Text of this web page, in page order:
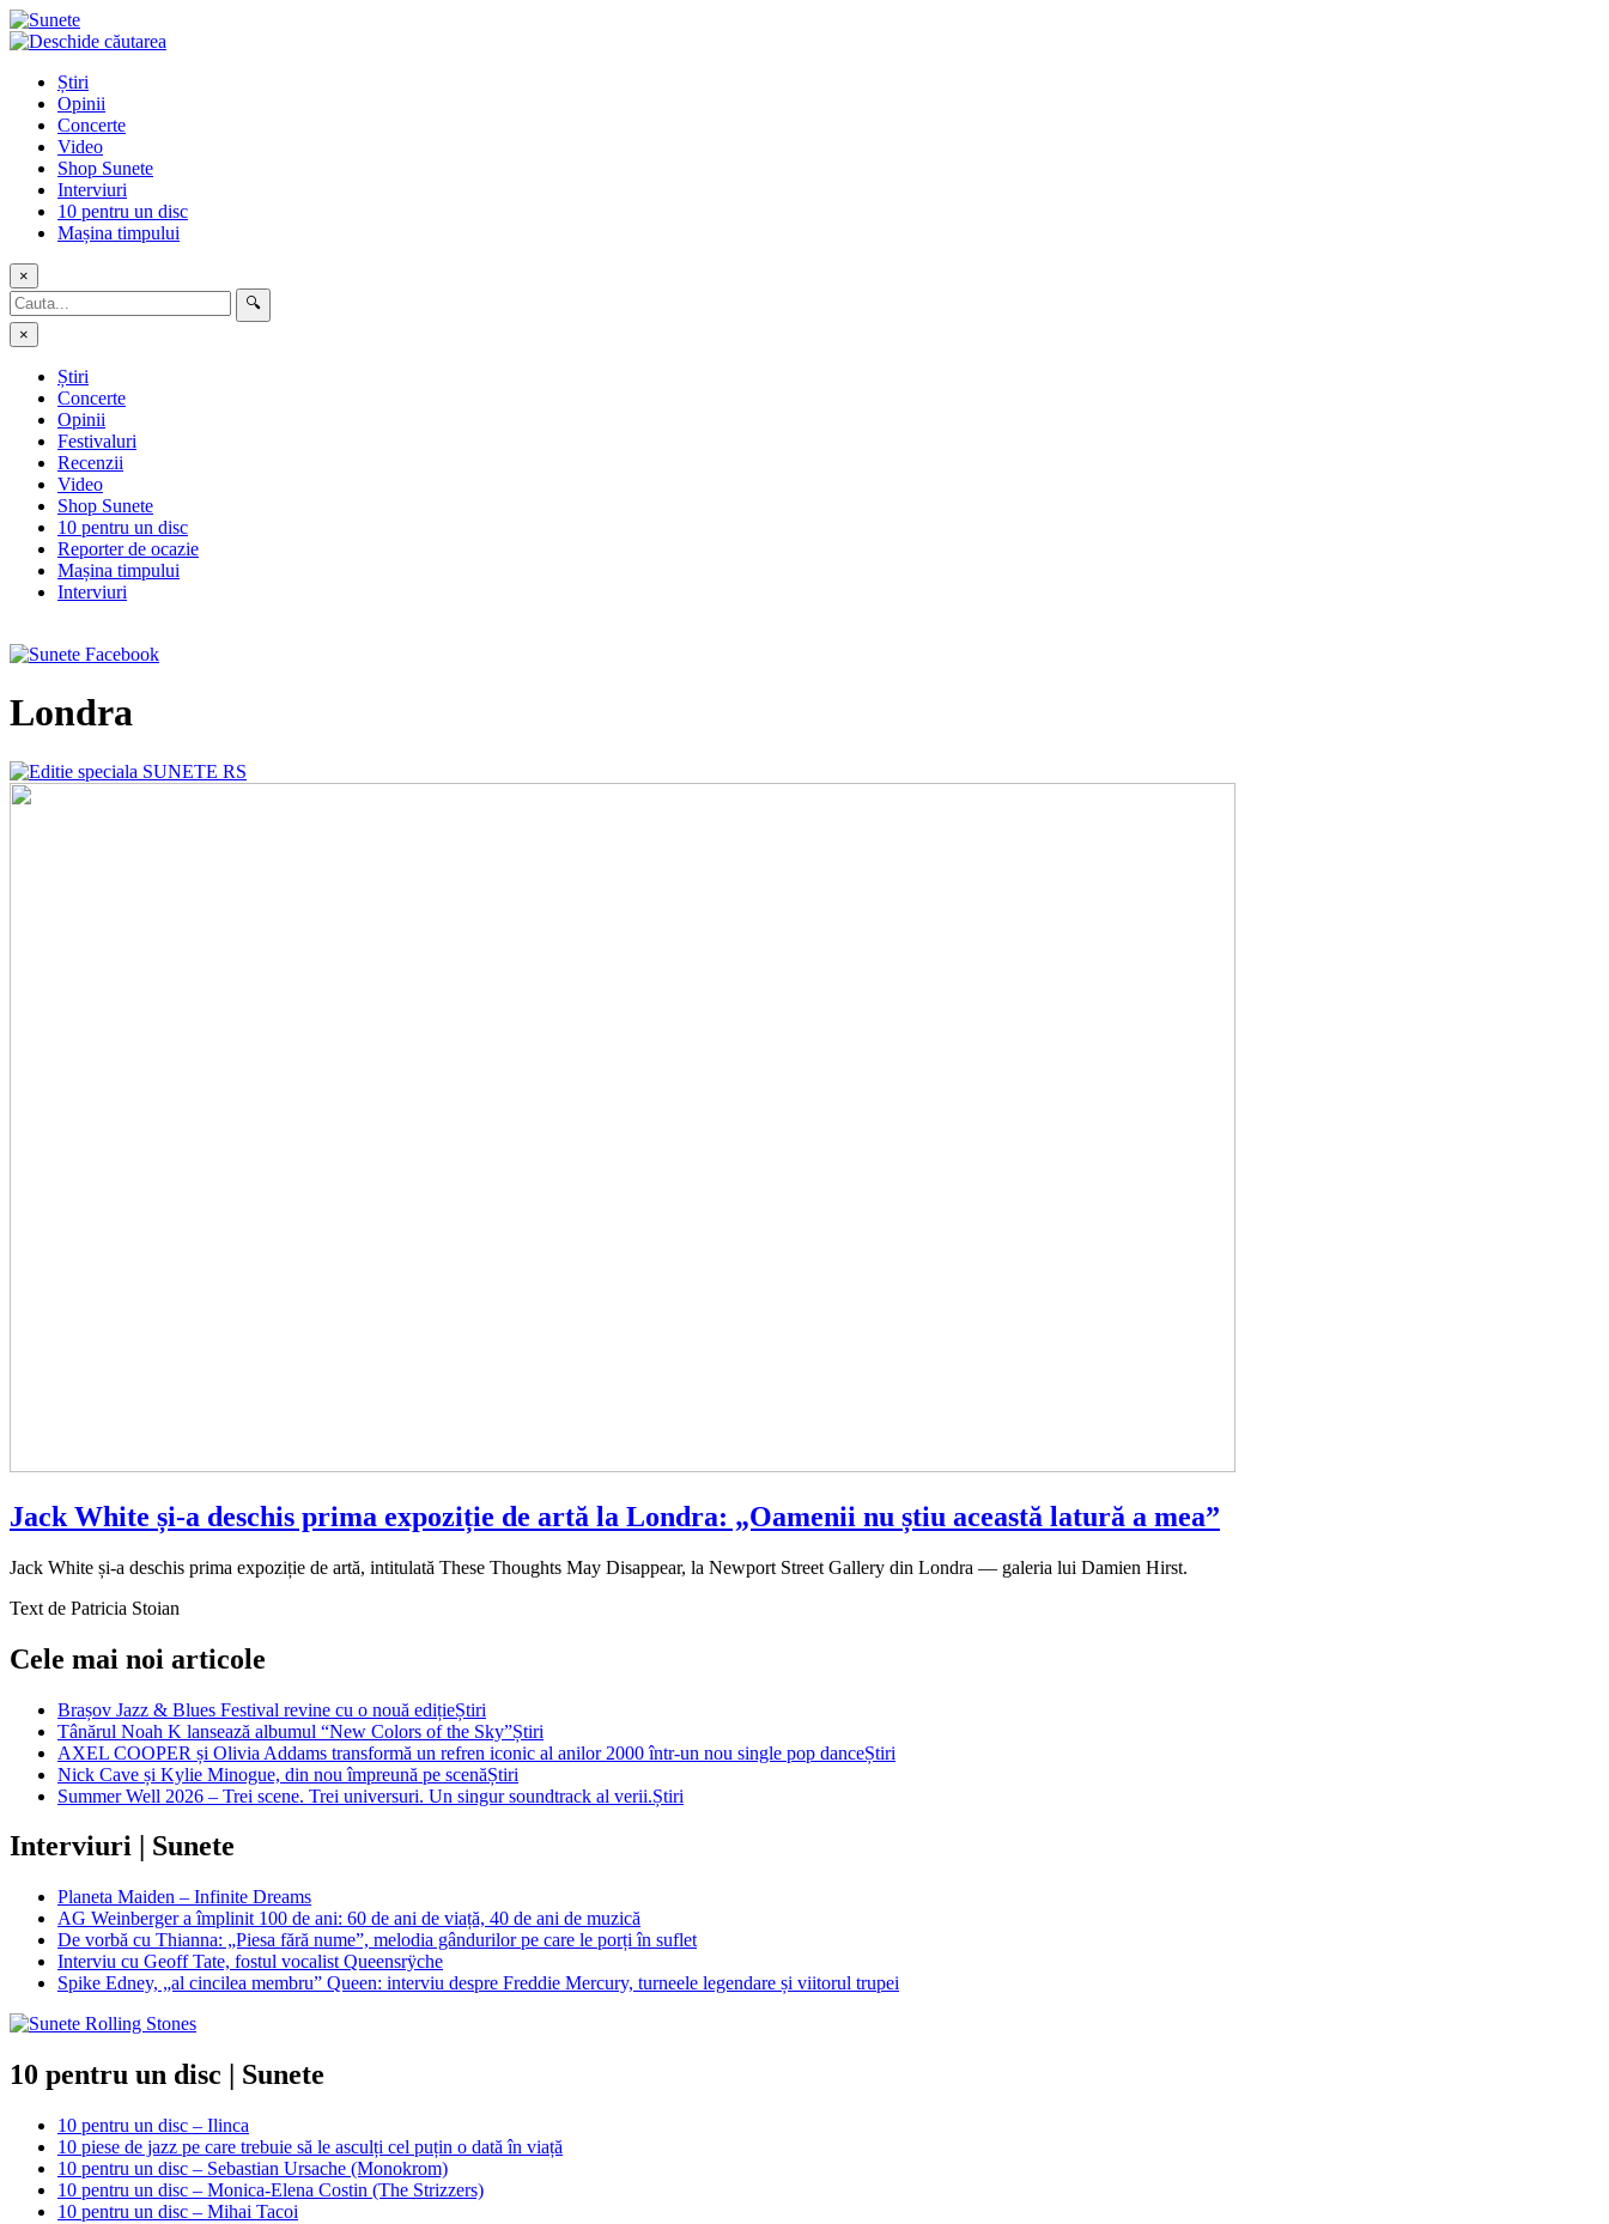
Skip
to
Știri
Opinii
Concerte
Video
Shop Sunete
Interviuri
10 pentru un disc
Mașina timpului
×
🔍
×
Știri
Concerte
Opinii
Festivaluri
Recenzii
Video
Shop Sunete
10 pentru un disc
Reporter de ocazie
Mașina timpului
Interviuri
Londra
Jack White și-a deschis prima expoziție de artă la Londra: „Oamenii nu știu această latură a mea”
Jack White și-a deschis prima expoziție de artă, intitulată These Thoughts May Disappear, la Newport Street Gallery din Londra — galeria lui Damien Hirst.
Text de Patricia Stoian
Cele mai noi articole
Brașov Jazz & Blues Festival revine cu o nouă edițieȘtiri
Tânărul Noah K lansează albumul “New Colors of the Sky”Știri
AXEL COOPER și Olivia Addams transformă un refren iconic al anilor 2000 într-un nou single pop danceȘtiri
Nick Cave și Kylie Minogue, din nou împreună pe scenăȘtiri
Summer Well 2026 – Trei scene. Trei universuri. Un singur soundtrack al verii.Știri
Interviuri | Sunete
Planeta Maiden – Infinite Dreams
AG Weinberger a împlinit 100 de ani: 60 de ani de viață, 40 de ani de muzică
De vorbă cu Thianna: „Piesa fără nume”, melodia gândurilor pe care le porți în suflet
Interviu cu Geoff Tate, fostul vocalist Queensrÿche
Spike Edney, „al cincilea membru” Queen: interviu despre Freddie Mercury, turneele legendare și viitorul trupei
10 pentru un disc | Sunete
10 pentru un disc – Ilinca
10 piese de jazz pe care trebuie să le asculți cel puțin o dată în viață
10 pentru un disc – Sebastian Ursache (Monokrom)
10 pentru un disc – Monica-Elena Costin (The Strizzers)
10 pentru un disc – Mihai Tacoi